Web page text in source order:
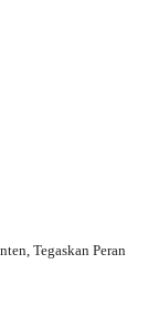
Tegaskan Peran